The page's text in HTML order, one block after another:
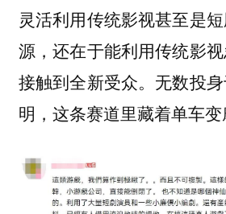
灵活利用传统影视甚至是
源，还在于能利用传统影
接触到全新受众。无数投
明，这条赛道里藏着单车变